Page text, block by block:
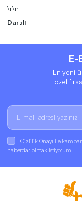
\r\n
Daralt
E-
En yeni
özel
Gizlilik Onayı ile
haberdar olmak istiyorum.